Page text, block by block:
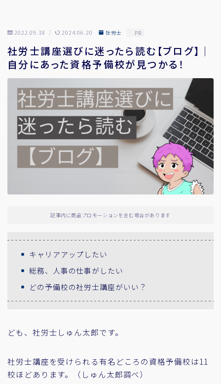
2022.09.18 2024.06.20 社労士 PR
社労士講座選びに迷ったら読む【ブログ】｜
自分にあった資格予備校が見つかる！
記事内に商品プロモーションを含む場合があります
キャリアアップしたい
総務、人事の仕事がしたい
どの予備校の社労士講座がいい？
ども、社労士しゅん太郎です。
社労士講座を受けられる有名どころの資格予備校は11
校ほどあります。（しゅん太郎調べ）